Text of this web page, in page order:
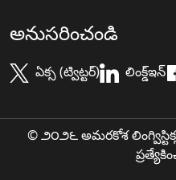
అనుసరించండి
ఏక్స (ట్విట్టర్) లింక్డ్ఇన్
© ౨౦౨౬ అమరకోశ